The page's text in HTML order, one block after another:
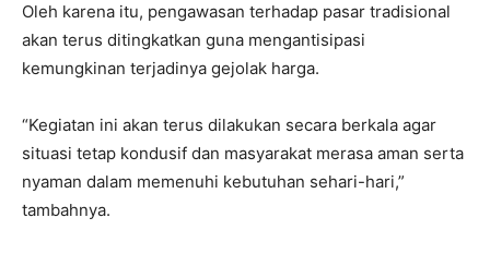
Oleh karena itu, pengawasan terhadap pasar tradisional
akan terus ditingkatkan guna mengantisipasi
kemungkinan terjadinya gejolak harga.
“Kegiatan ini akan terus dilakukan secara berkala agar
situasi tetap kondusif dan masyarakat merasa aman serta
nyaman dalam memenuhi kebutuhan sehari-hari,”
tambahnya.